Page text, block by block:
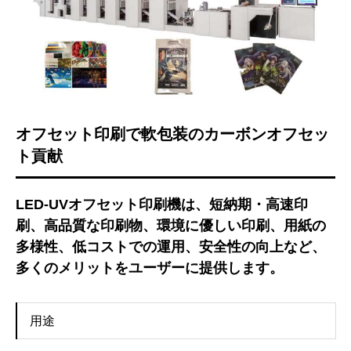
オフセット印刷で軟包装のカーボンオフセッ
ト貢献
LED-UVオフセット印刷機は、短納期・高速印
刷、高品質な印刷物、環境に優しい印刷、用紙の
多様性、低コストでの運用、安全性の向上など、
多くのメリットをユーザーに提供します。
用途